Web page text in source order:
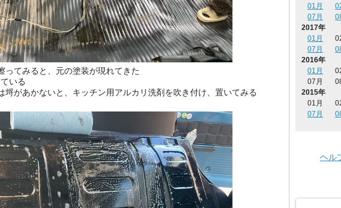
ってみると、元の塗装が現れてきた
いる
埒があかないと、キッチン用アルカリ洗剤を吹き付け、置いてみる
01月
07月
2017年
01月
07月
2016年
01月
07月
2015年
01月
07月
ヘル